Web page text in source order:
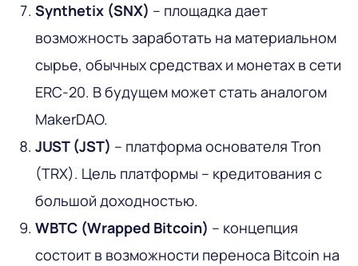
Synthetix (SNX) – площадка дает
возможность заработать на материальном
сырье, обычных средствах и монетах в сети
ERC-20. В будущем может стать аналогом
MakerDAO.
JUST (JST) – платформа основателя Tron
(TRX). Цель платформы – кредитования с
большой доходностью.
WBTC (Wrapped Bitcoin) – концепция
состоит в возможности переноса Bitcoin на